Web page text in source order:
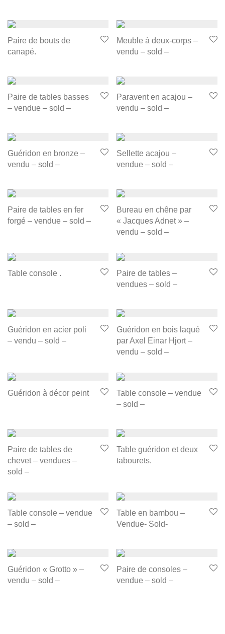
Paire de bouts de
canapé.
Meuble à deux-corps –
vendu – sold –
Paire de tables basses
– vendue – sold –
Paravent en acajou –
vendu – sold –
Guéridon en bronze –
vendu – sold –
Sellette acajou –
vendue – sold –
Paire de tables en fer
forgé – vendue – sold –
Bureau en chêne par
« Jacques Adnet » –
vendu – sold –
Table console .
Paire de tables –
vendues – sold –
Guéridon en acier poli
– vendu – sold –
Guéridon en bois laqué
par Axel Einar Hjort –
vendu – sold –
Guéridon à décor peint
Table console – vendue
– sold –
Paire de tables de
chevet – vendues –
sold –
Table guéridon et deux
tabourets.
Table console – vendue
– sold –
Table en bambou –
Vendue- Sold-
Guéridon « Grotto » –
vendu – sold –
Paire de consoles –
vendue – sold –